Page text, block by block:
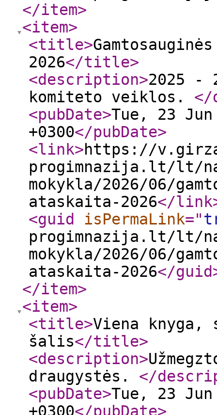
</item>
<item>
<title>
2026</title>
<description>2025 -
komiteto veiklos. </
<pubDate>Tue, 23
+0300</pubDate>
<link>https://
progimnazija.lt/lt/
mokykla/2026/06/
ataskaita-2026</link
<guid
isPermaLink="
progimnazija.lt/lt/
mokykla/2026/06/
ataskaita-2026</guid
</item>
<item>
<title>Viena knyga,
šalis</title>
<description>
draugystės. </
<pubDate>Tue, 23
+0300</pubDate>